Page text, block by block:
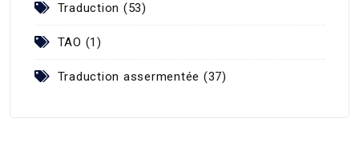
Traduction (53)
TAO (1)
Traduction assermentée (37)